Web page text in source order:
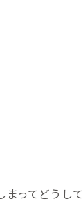
ってどうし